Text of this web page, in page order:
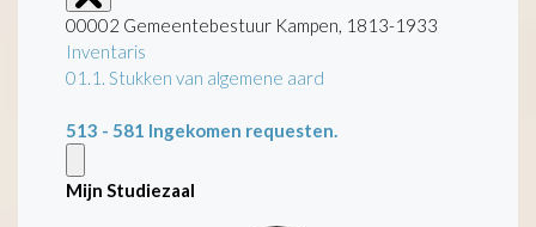
00002 Gemeentebestuur Kampen, 1813-1933
Inventaris
01.1. Stukken van algemene aard
513 - 581 Ingekomen requesten.
Mijn Studiezaal